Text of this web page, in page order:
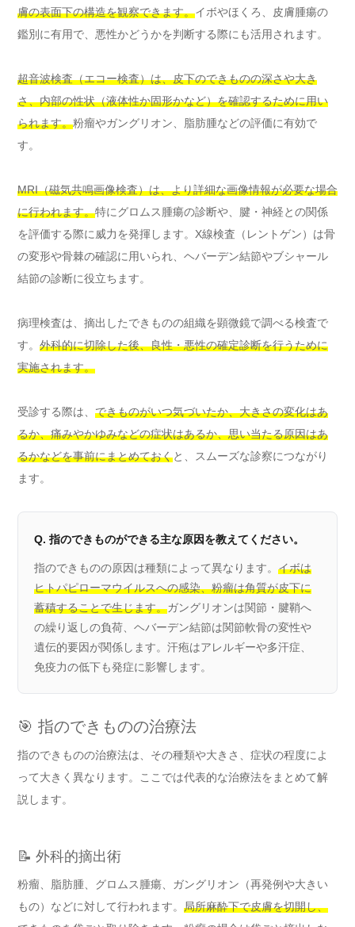
膚の表面下の構造を観察できます。イボやほくろ、皮膚腫瘍の
鑑別に有用で、悪性かどうかを判断する際にも活用されます。
超音波検査（エコー検査）は、皮下のできものの深さや大き
さ、内部の性状（液体性か固形かなど）を確認するために用い
られます。粉瘤やガングリオン、脂肪腫などの評価に有効で
す。
MRI（磁気共鳴画像検査）は、より詳細な画像情報が必要な場合
に行われます。特にグロムス腫瘍の診断や、腱・神経との関係
を評価する際に威力を発揮します。X線検査（レントゲン）は骨
の変形や骨棘の確認に用いられ、ヘバーデン結節やブシャール
結節の診断に役立ちます。
病理検査は、摘出したできものの組織を顕微鏡で調べる検査で
す。 外科的に切除した後、良性・悪性の確定診断を行うために
実施されます。
受診する際は、 できものがいつ気づいたか、大きさの変化はあ
るか、痛みやかゆみなどの症状はあるか、思い当たる原因はあ
るかなどを事前にまとめておくと、スムーズな診察につながり
ます。
Q. 指のできものができる主な原因を教えてください。
指のできものの原因は種類によって異なります。 イボは
ヒトパピローマウイルスへの感染、粉瘤は角質が皮下に
蓄積することで生じます。ガングリオンは関節・腱鞘へ
の繰り返しの負荷、ヘバーデン結節は関節軟骨の変性や
遺伝的要因が関係します。汗疱はアレルギーや多汗症、
免疫力の低下も発症に影響します。
🎯 指のできものの治療法
指のできものの治療法は、その種類や大きさ、症状の程度によ
って大きく異なります。ここでは代表的な治療法をまとめて解
説します。
📝 外科的摘出術
粉瘤、脂肪腫、グロムス腫瘍、ガングリオン（再発例や大きい
もの）などに対して行われます。 局所麻酔下で皮膚を切開し、